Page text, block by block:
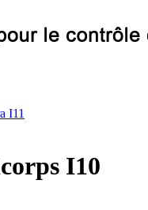
I11
I10